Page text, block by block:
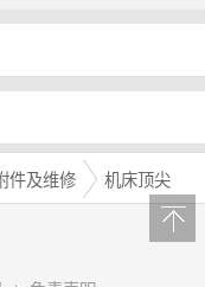
件及维修 机床顶尖